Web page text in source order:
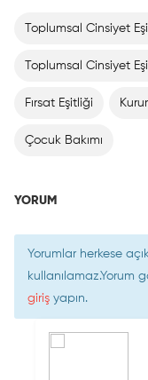
Toplumsal Cinsiyet
Toplumsal Cinsiyet
Fırsat Eşitliği
Çocuk Bakımı
YORUM
Yorumlar herkese
kullanılamaz.Yorum
giriş yapın.